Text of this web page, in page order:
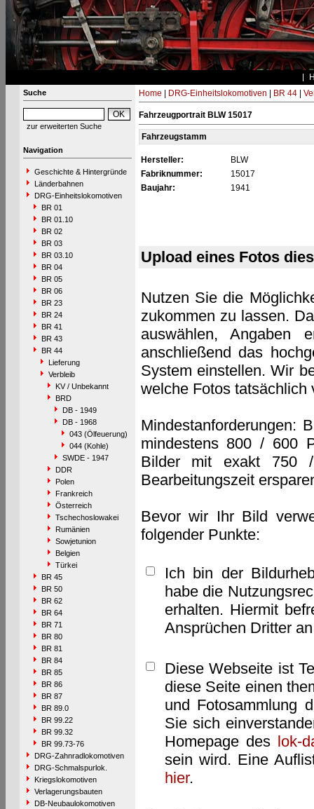
Suche
zur erweiterten Suche
Navigation
Geschichte & Hintergründe
Länderbahnen
DRG-Einheitslokomotiven
BR 01
BR 01.10
BR 02
BR 03
BR 03.10
BR 04
BR 05
BR 06
BR 23
BR 24
BR 41
BR 43
BR 44
Lieferung
Verbleib
KV / Unbekannt
BRD
DB - 1949
DB - 1968
043 (Ölfeuerung)
044 (Kohle)
SWDE - 1947
DDR
Polen
Frankreich
Österreich
Tschechoslowakei
Rumänien
Sowjetunion
Belgien
Türkei
BR 45
BR 50
BR 62
BR 64
BR 71
BR 80
BR 81
BR 84
BR 85
BR 86
BR 87
BR 89.0
BR 99.22
BR 99.32
BR 99.73-76
DRG-Zahnradlokomotiven
DRG-Schmalspurlok.
Kriegslokomotiven
Verlagerungsbauten
DB-Neubaulokomotiven
Home DRG-Einheitslokomotiven BR 44|
Fahrzeugportrait BLW 15017
Fahrzeugstamm
Hersteller:
BLW
Fabriknummer:
15017
Baujahr:
1941
Upload eines Fotos
Nutzen Sie die
zukommen zu lassen.
auswählen, Angaben
anschließend das
System einstellen. Wir
welche Fotos tatsächlich
Mindestanforderungen:
mindestens 800 / 600
Bilder mit exakt 750
Bearbeitungszeit
Bevor wir Ihr Bild
folgender Punkte:
Ich bin der
habe die
erhalten. Hiermit
Ansprüchen Dritter
Diese Webseite ist
diese Seite einen
und Fotosammlung
Sie sich
Homepage des lok-
sein wird. Eine
hier.